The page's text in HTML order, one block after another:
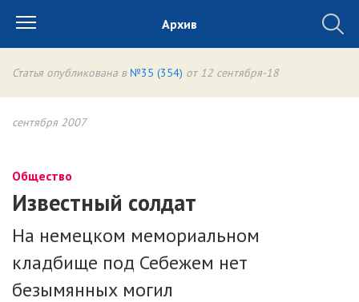
Архив
Статья опубликована в №35 (354) от 12 сентября-18
сентября 2007
Общество
Известный солдат
На немецком мемориальном
кладбище под Себежем нет
безымянных могил